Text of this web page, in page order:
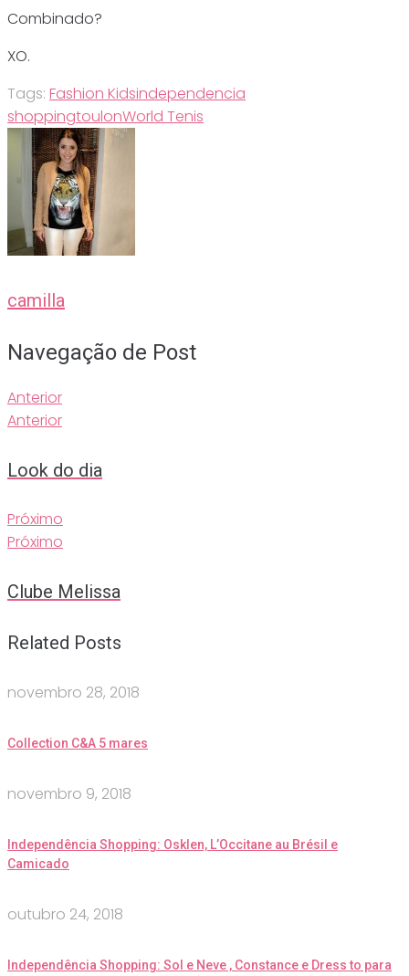
Combinado?
XO.
Tags: Fashion Kidsindependencia
shoppingtoulonWorld Tenis
camilla
Navegação de Post
Anterior
Anterior
Look do dia
Próximo
Próximo
Clube Melissa
Related Posts
novembro 28, 2018
Collection C&A 5 mares
novembro 9, 2018
Independência Shopping: Osklen, L’Occitane au Brésil e
Camicado
outubro 24, 2018
Independência Shopping: Sol e Neve , Constance e Dress to para